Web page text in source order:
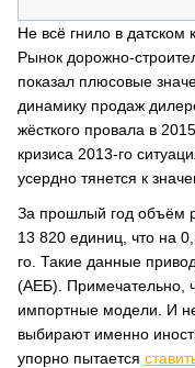
Не всё гнило в датском
Рынок дорожно-
показал плюсовые
динамику продаж
жёсткого провала в
кризиса 2013-го
усердно тянется к
За прошлый год объём
13 820 единиц, что на
го. Такие данные
(АЕБ). Примечательно,
импортные модели. И
выбирают именно
упорно пытается